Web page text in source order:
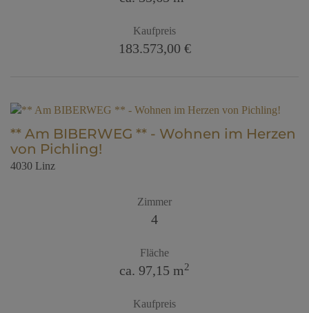
Kaufpreis
183.573,00 €
** Am BIBERWEG ** - Wohnen im Herzen
von Pichling!
4030 Linz
Zimmer
4
Fläche
ca. 97,15 m2
Kaufpreis